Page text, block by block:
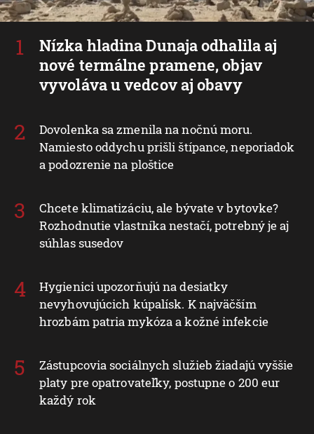
Nízka hladina Dunaja odhalila aj
nové termálne pramene, objav
vyvoláva u vedcov aj obavy
Dovolenka sa zmenila na nočnú moru.
Namiesto oddychu prišli štípance, neporiadok
a podozrenie na ploštice
Chcete klimatizáciu, ale bývate v bytovke?
Rozhodnutie vlastníka nestačí, potrebný je aj
súhlas susedov
Hygienici upozorňujú na desiatky
nevyhovujúcich kúpalísk. K najväčším
hrozbám patria mykóza a kožné infekcie
Zástupcovia sociálnych služieb žiadajú vyššie
platy pre opatrovateľky, postupne o 200 eur
každý rok